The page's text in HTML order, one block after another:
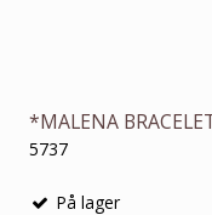
*MALENA
5737
På lager